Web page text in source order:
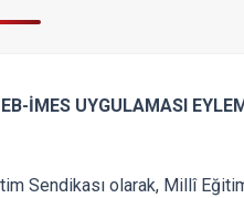
İMES UYGULAMASI
Sendikası olarak, Millî